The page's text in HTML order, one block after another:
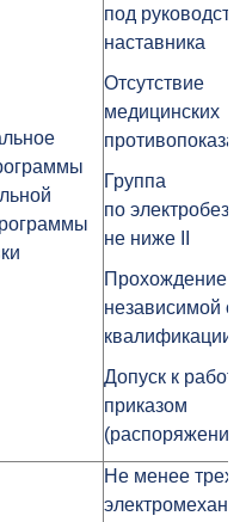
под
наставника
Отсутствие
медицинских
Группа
по
не ниже II
Прохождение
независимой
квалификации
Допуск к работе
приказом
Не менее трех